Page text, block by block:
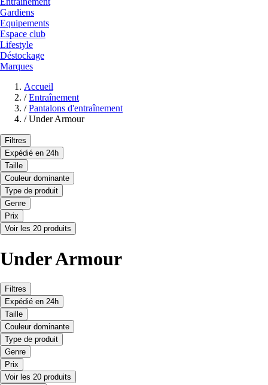
Gardiens
Equipements
Espace club
Lifestyle
Déstockage
Marques
Accueil
/ Entraînement
/ Pantalons d'entraînement
/ Under Armour
Filtres
Expédié en 24h
Taille
Couleur dominante
Type de produit
Genre
Prix
Voir les 20 produits
Under Armour
Filtres
Expédié en 24h
Taille
Couleur dominante
Type de produit
Genre
Prix
Voir les 20 produits